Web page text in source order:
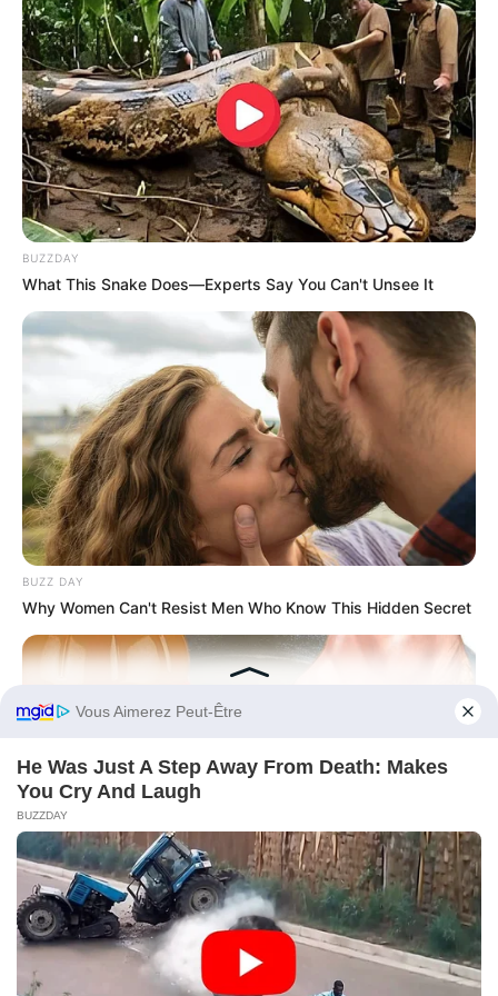
BUZZDAY
What This Snake Does—Experts Say You Can't Unsee It
BUZZ DAY
Why Women Can't Resist Men Who Know This Hidden Secret
BUZZDAY
Vinegar Foot Bath Benefits Will Surprise You
Before You Go